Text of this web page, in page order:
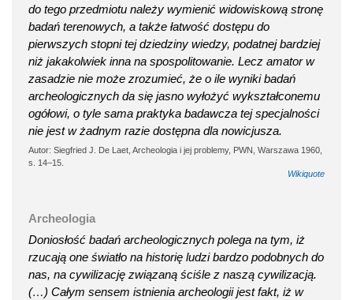
do tego przedmiotu należy wymienić widowiskową stronę
badań terenowych, a także łatwość dostępu do
pierwszych stopni tej dziedziny wiedzy, podatnej bardziej
niż jakakolwiek inna na spospolitowanie. Lecz amator w
zasadzie nie może zrozumieć, że o ile wyniki badań
archeologicznych da się jasno wyłożyć wykształconemu
ogółowi, o tyle sama praktyka badawcza tej specjalności
nie jest w żadnym razie dostępna dla nowicjusza.
Autor: Siegfried J. De Laet, Archeologia i jej problemy, PWN, Warszawa 1960,
s. 14–15.
Wikiquote
Archeologia
Doniosłość badań archeologicznych polega na tym, iż
rzucają one światło na historię ludzi bardzo podobnych do
nas, na cywilizację związaną ściśle z naszą cywilizacją.
(…) Całym sensem istnienia archeologii jest fakt, iż w